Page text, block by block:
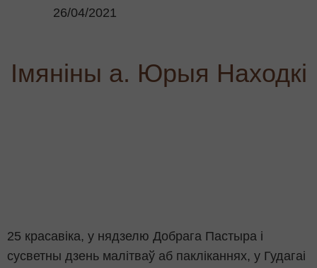
26/04/2021
Імяніны а. Юрыя Находкі
25 красавіка, у нядзелю Добрага Пастыра і
сусветны дзень малітваў аб пакліканнях, у Гудагаі